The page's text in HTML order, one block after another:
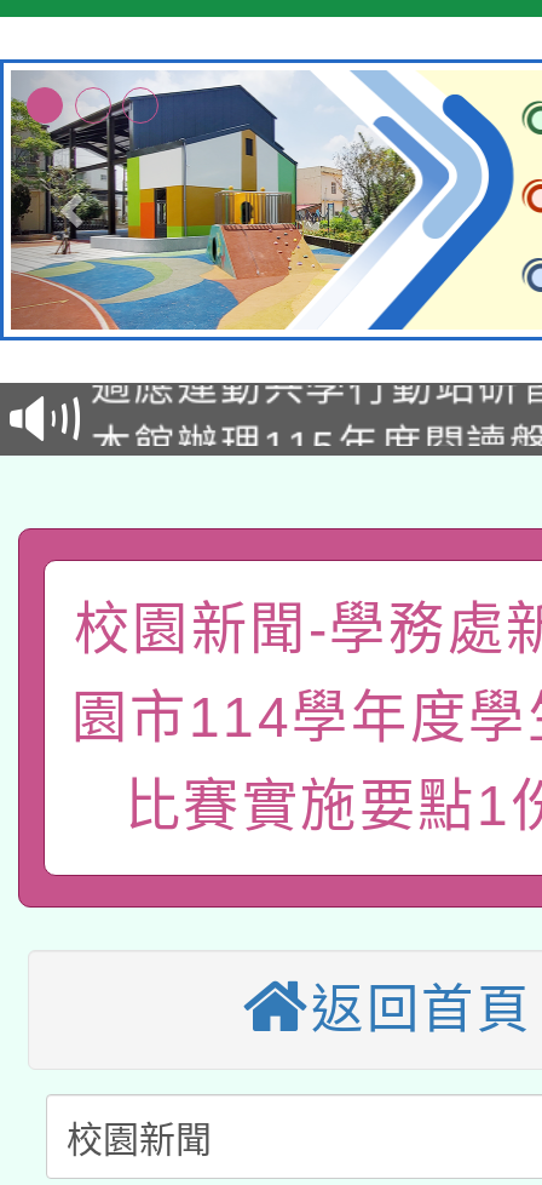
本校115學年度第2次
招甄選結果公告(無人
招)
本館辦理115年度閱讀
礎課程
「數位內容與教學軟體
有關大陸委員會函釋公
薪期間赴陸應申請許可
轉知經濟部水利署委託
業技術研究院辦理「
用水績優單位及節水達
115年8月22日(星期六
本校115學年度第2次
招甄選結果公告(無人
適應運動共學行動站研
本館辦理115年度閱讀
暨閱讀推動專業研習
科技賦能─人工智慧
礎課程
A3數位素養講師名單
校園新聞-學務處
園市114學年度
比賽實施要點1
返回首頁